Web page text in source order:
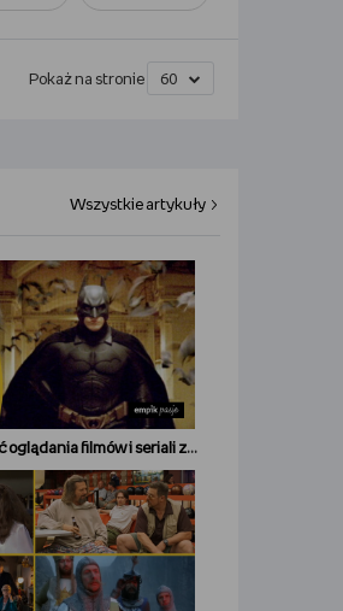
Pokaż na stronie
Wszystkie artykuły
Batman - kolejność oglądania filmów i seriali z Uniwersum DC